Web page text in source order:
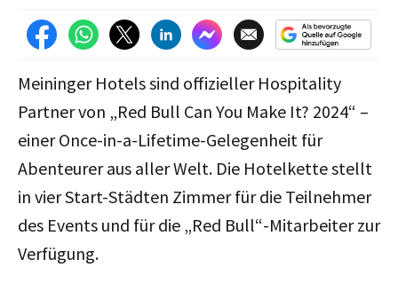
Meininger Hotels sind offizieller Hospitality
Partner von „Red Bull Can You Make It? 2024“ –
einer Once-in-a-Lifetime-Gelegenheit für
Abenteurer aus aller Welt. Die Hotelkette stellt
in vier Start-Städten Zimmerfür die Teilnehmer
des Events und für die „Red Bull“-Mitarbeiterzur
Verfügung.